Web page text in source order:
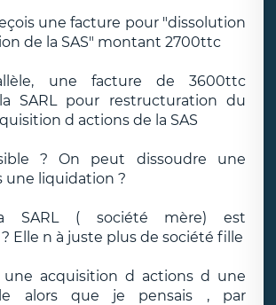
une facture pour "dissolution
de la SAS" montant 2700ttc
une facture de 3600ttc
SARL pour restructuration du
d actions de la SAS
? On peut dissoudre une
une liquidation ?
SARL ( société mère) est
Elle n à juste plus de société fille
acquisition d actions d une
alors que je pensais , par